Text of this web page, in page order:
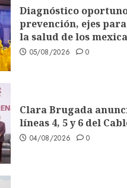
Diagnóstico
prevención, ejes
la salud de los
05/08/2026 0
Clara Brugada
líneas 4, 5 y 6 del
04/08/2026 0